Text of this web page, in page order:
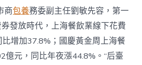
商包養務委副主任劉敏先容，第一
發放時代，上海餐飲業線下花費
增加37.8%；國慶黃金周上海餐
億元，同比年夜漲44.8%。“后臺